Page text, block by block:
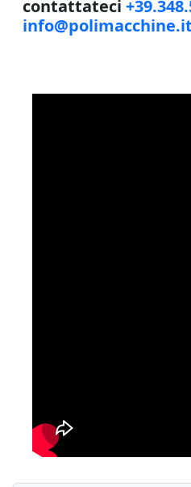
contattateci
info@polimacchine.it